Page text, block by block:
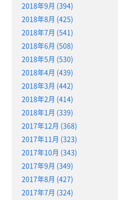
2018年9月 (394)
2018年8月 (425)
2018年7月 (541)
2018年6月 (508)
2018年5月 (530)
2018年4月 (439)
2018年3月 (442)
2018年2月 (414)
2018年1月 (339)
2017年12月 (368)
2017年11月 (323)
2017年10月 (343)
2017年9月 (349)
2017年8月 (427)
2017年7月 (324)